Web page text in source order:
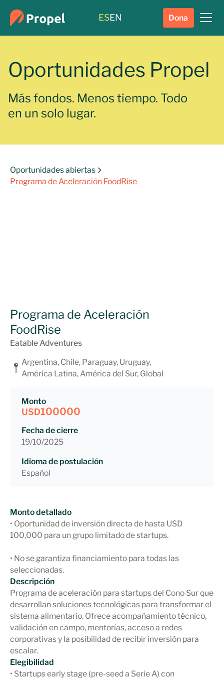
ESEN Dona
Oportunidades Propel
Más fondos. Menos tiempo. Todo
en un solo lugar.
Oportunidades abiertas
Programa de Aceleración FoodRise
Programa de Aceleración
FoodRise
Eatable Adventures
Argentina, Chile, Paraguay, Uruguay,
América Latina, América del Sur, Global
Monto
USD100000
Fecha de cierre
19/10/2025
Idioma de postulación
Español
Monto detallado
• Oportunidad de inversión directa de hasta USD
100,000 para un grupo limitado de startups.
• No se garantiza financiamiento para todas las
seleccionadas.
Descripción
Programa de aceleración para startups del Cono Sur que
desarrollan soluciones tecnológicas para transformar el
sistema alimentario. Ofrece acompañamiento técnico,
validación en campo, mentorías, acceso a redes
corporativas y la posibilidad de recibir inversión para
escalar.
Elegibilidad
• Startups early stage (pre-seed a Serie A) con